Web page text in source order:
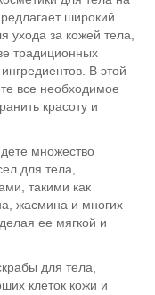
широкий
ухода за кожей тела,
традиционных
В этой
все необходимое
красоту и
множество
для тела,
такими как
жасмина и многих
ее мягкой и
для тела,
клеток кожи и